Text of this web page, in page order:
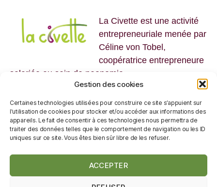
Gestion des cookies
Certaines technologies utilisées pour construire ce site s’appuient sur
l'utilisation de cookies pour stocker et/ou accéder aux informations des
appareils. Le fait de consentir à ces technologies nous permettra de
traiter des données telles que le comportement de navigation ou les ID
uniques sur ce site. Vous êtes bien sûr libre de les refuser.
ACCEPTER
La Civette est une activité
entrepreneuriale menée par
Céline von Tobel,
coopératrice entrepreneure
salariée au sein de neonomia.